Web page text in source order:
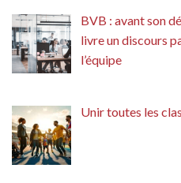
BVB : avant son
livre un discours
l’équipe
Unir toutes les